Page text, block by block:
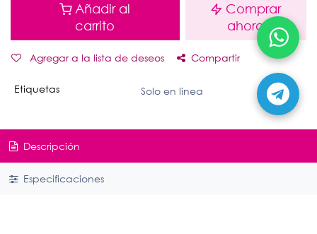
Añadir al
carrito
Comprar
ahora
Agregar a la lista de deseos Compartir
Etiquetas Solo en linea
Descripción
Especificaciones